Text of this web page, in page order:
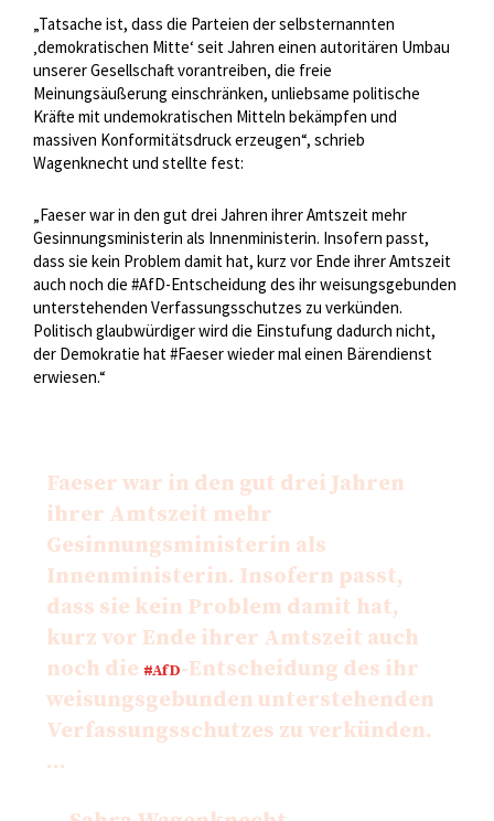
„Tatsache ist, dass die Parteien der selbsternannten
‚demokratischen Mitte‘ seit Jahren einen autoritären Umbau
unserer Gesellschaft vorantreiben, die freie
Meinungsäußerung einschränken, unliebsame politische
Kräfte mit undemokratischen Mitteln bekämpfen und
massiven Konformitätsdruck erzeugen“, schrieb
Wagenknecht und stellte fest:
„Faeser war in den gut drei Jahren ihrer Amtszeit mehr
Gesinnungsministerin als Innenministerin. Insofern passt,
dass sie kein Problem damit hat, kurz vor Ende ihrer Amtszeit
auch noch die #AfD-Entscheidung des ihr weisungsgebunden
unterstehenden Verfassungsschutzes zu verkünden.
Politisch glaubwürdiger wird die Einstufung dadurch nicht,
der Demokratie hat #Faeser wieder mal einen Bärendienst
erwiesen.“
Faeser war in den gut drei Jahren
ihrer Amtszeit mehr
Gesinnungsministerin als
Innenministerin. Insofern passt,
dass sie kein Problem damit hat,
kurz vor Ende ihrer Amtszeit auch
noch die #AfD-Entscheidung des ihr
weisungsgebunden unterstehenden
Verfassungsschutzes zu verkünden.
…